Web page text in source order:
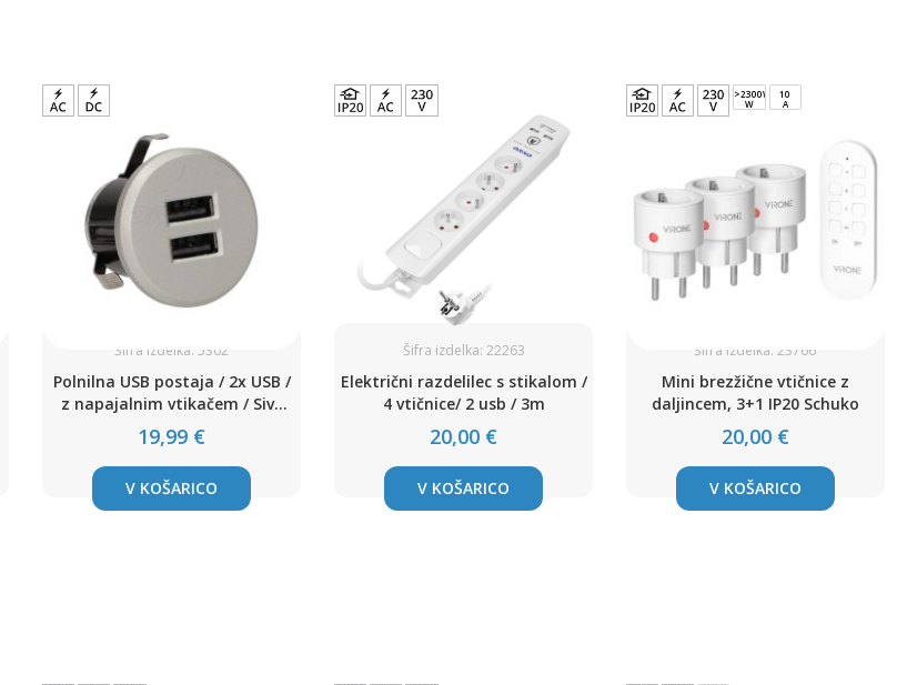
Šifra izdelka: 5302
Polnilna USB postaja / 2x USB /
z napajalnim vtikačem / Sive
barve
19,99 €
V KOŠARICO
Šifra izdelka: 22263
Električni razdelilec s stikalom /
4 vtičnice/ 2 usb / 3m
20,00 €
V KOŠARICO
>2300W
W
10
A
Šifra izdelka: 23766
Mini brezžične vtičnice z
daljincem, 3+1 IP20 Schuko
20,00 €
V KOŠARICO